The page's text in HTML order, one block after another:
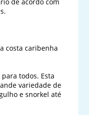
costa caribenha
todos. Esta
variedade de
e snorkel até